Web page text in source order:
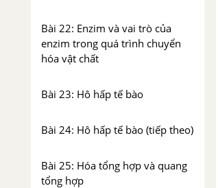
Bài 22: Enzim và vai trò của
enzim trong quá trình chuyển
hóa vật chất
Bài 23: Hô hấp tế bào
Bài 24: Hô hấp tế bào (tiếp theo)
Bài 25: Hóa tổng hợp và quang
tổng hợp